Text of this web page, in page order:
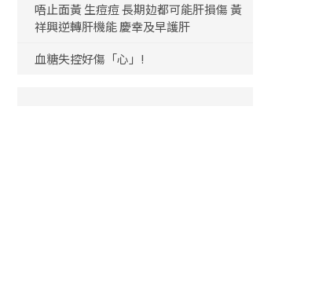
唔止面黃 生痘痘 長期攰都可能肝損傷 黃
祥興逆轉肝機能 慶幸及早護肝
血糖失控好傷「心」!